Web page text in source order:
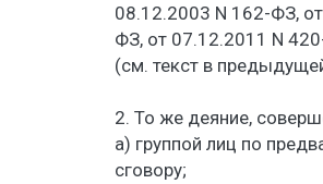
08.12.2003 N 162-ФЗ,
ФЗ, от 07.12.2011 N
(см. текст в
2. То же деяние,
а) группой лиц по
сговору;